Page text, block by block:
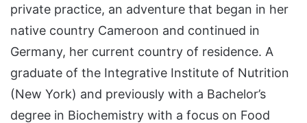
private practice, an adventure that began in her
native country Cameroon and continued in
Germany, her current country of residence. A
graduate of the Integrative Institute of Nutrition
(New York) and previously with a Bachelor’s
degree in Biochemistry with a focus on Food